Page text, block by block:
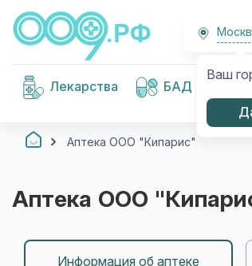
Ваш
Лекарства БАД
Аптека ООО "Кипарис"
Аптека ООО
Информация об аптеке